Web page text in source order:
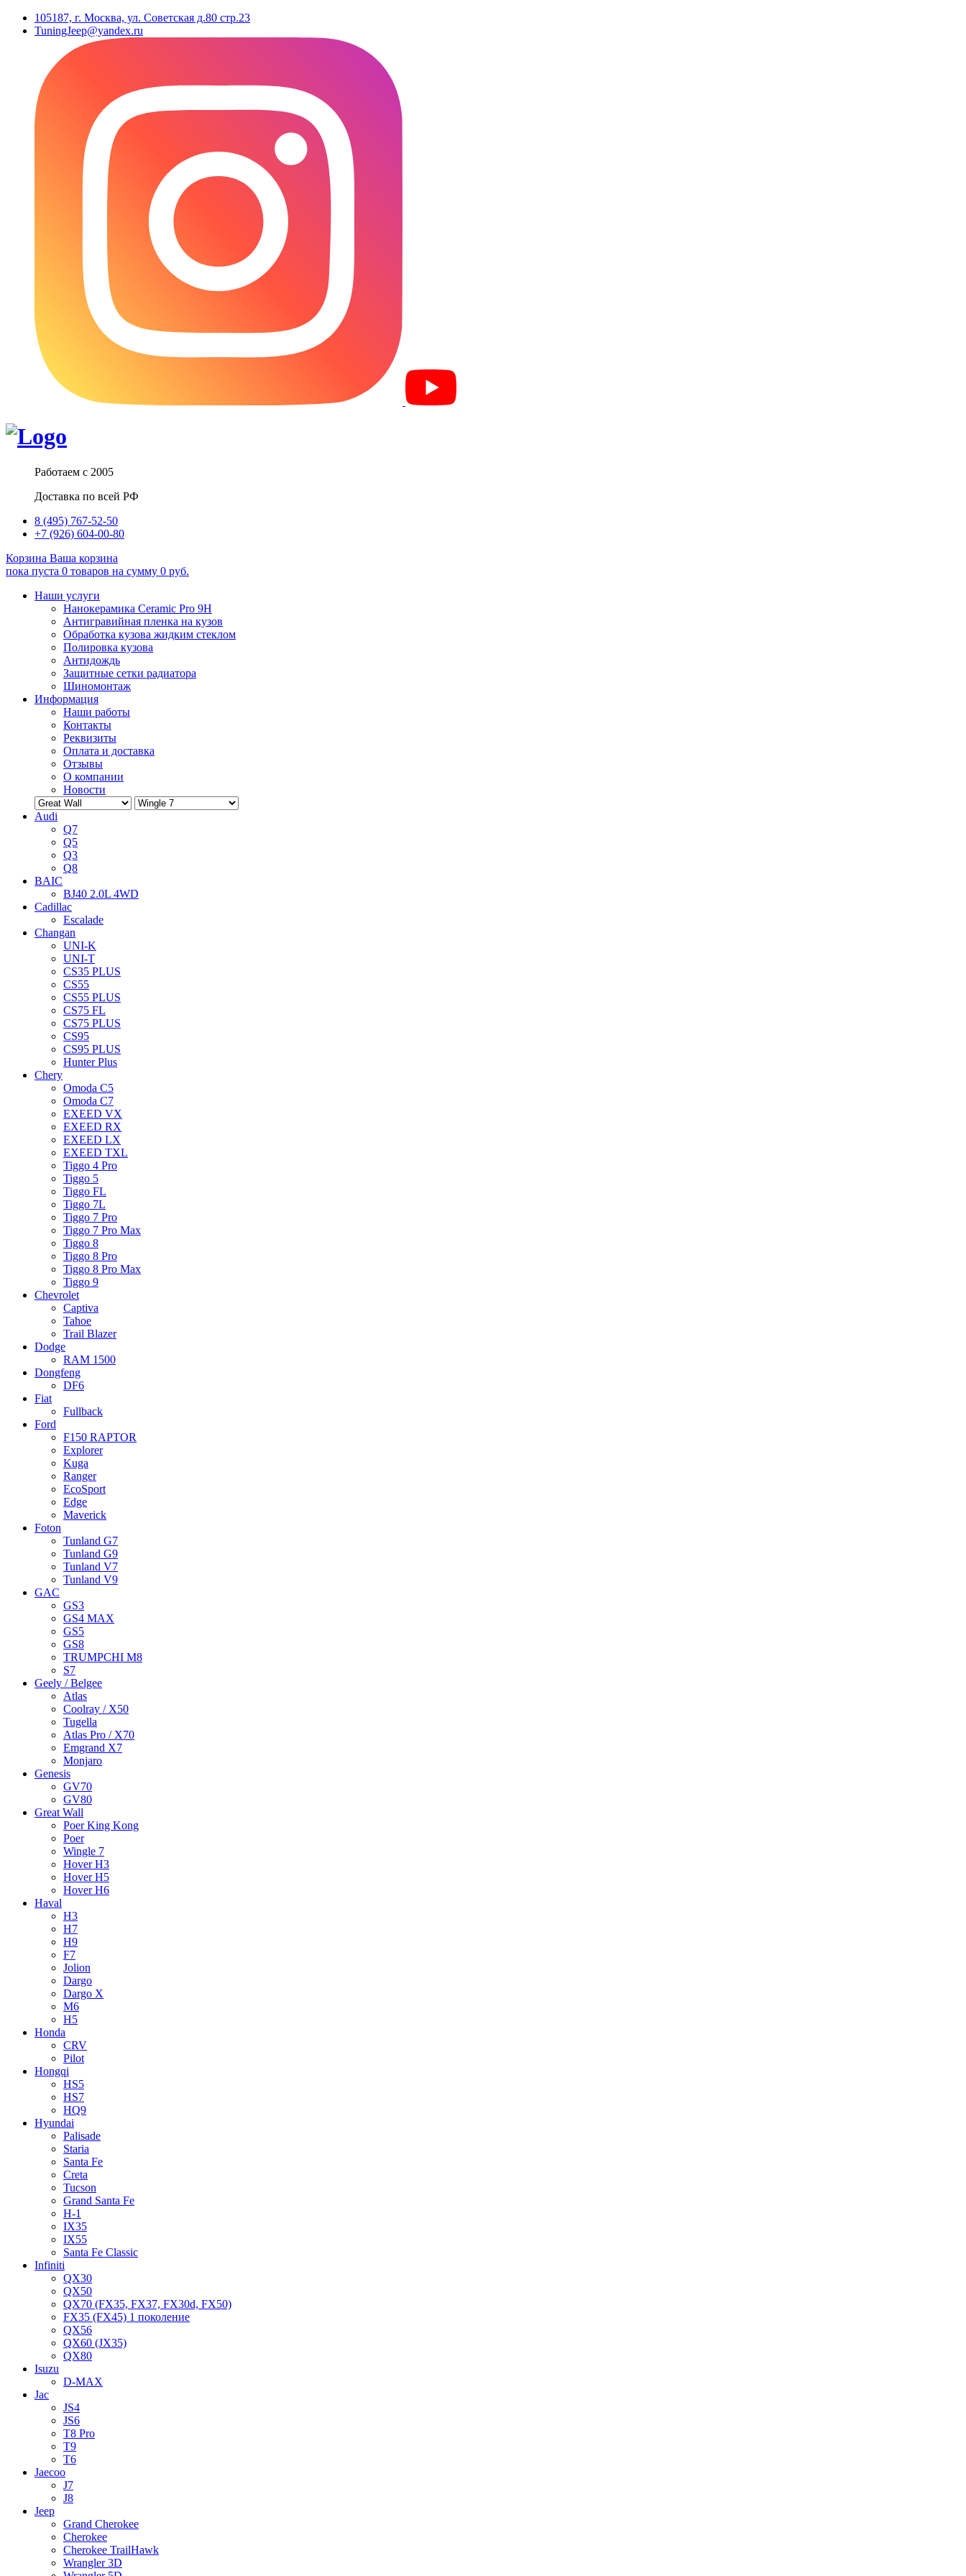
105187, г. Москва, ул. Советская д.80 стр.23
TuningJeep@yandex.ru
Работаем с 2005
Доставка по всей РФ
8 (495) 767-52-50
+7 (926) 604-00-80
Корзина Ваша корзина
пока пуста 0 товаров на сумму 0 руб.
Наши услуги
Нанокерамика Ceramic Pro 9H
Антигравийная пленка на кузов
Обработка кузова жидким стеклом
Полировка кузова
Антидождь
Защитные сетки радиатора
Шиномонтаж
Информация
Наши работы
Контакты
Реквизиты
Оплата и доставка
Отзывы
О компании
Новости
Audi
Q7
Q5
Q3
Q8
BAIC
BJ40 2.0L 4WD
Cadillac
Escalade
Changan
UNI-K
UNI-T
CS35 PLUS
CS55
CS55 PLUS
CS75 FL
CS75 PLUS
CS95
CS95 PLUS
Hunter Plus
Chery
Omoda C5
Omoda C7
EXEED VX
EXEED RX
EXEED LX
EXEED TXL
Tiggo 4 Pro
Tiggo 5
Tiggo FL
Tiggo 7L
Tiggo 7 Pro
Tiggo 7 Pro Max
Tiggo 8
Tiggo 8 Pro
Tiggo 8 Pro Max
Tiggo 9
Chevrolet
Captiva
Tahoe
Trail Blazer
Dodge
RAM 1500
Dongfeng
DF6
Fiat
Fullback
Ford
F150 RAPTOR
Explorer
Kuga
Ranger
EcoSport
Edge
Maverick
Foton
Tunland G7
Tunland G9
Tunland V7
Tunland V9
GAC
GS3
GS4 MAX
GS5
GS8
TRUMPCHI M8
S7
Geely / Belgee
Atlas
Coolray / X50
Tugella
Atlas Pro / X70
Emgrand X7
Monjaro
Genesis
GV70
GV80
Great Wall
Poer King Kong
Poer
Wingle 7
Hover H3
Hover H5
Hover H6
Haval
H3
H7
H9
F7
Jolion
Dargo
Dargo X
M6
H5
Honda
CRV
Pilot
Hongqi
HS5
HS7
HQ9
Hyundai
Palisade
Staria
Santa Fe
Creta
Tucson
Grand Santa Fe
H-1
IX35
IX55
Santa Fe Classic
Infiniti
QX30
QX50
QX70 (FX35, FX37, FX30d, FX50)
FX35 (FX45) 1 поколение
QX56
QX60 (JX35)
QX80
Isuzu
D-MAX
Jac
JS4
JS6
T8 Pro
T9
T6
Jaecoo
J7
J8
Jeep
Grand Cherokee
Cherokee
Cherokee TrailHawk
Wrangler 3D